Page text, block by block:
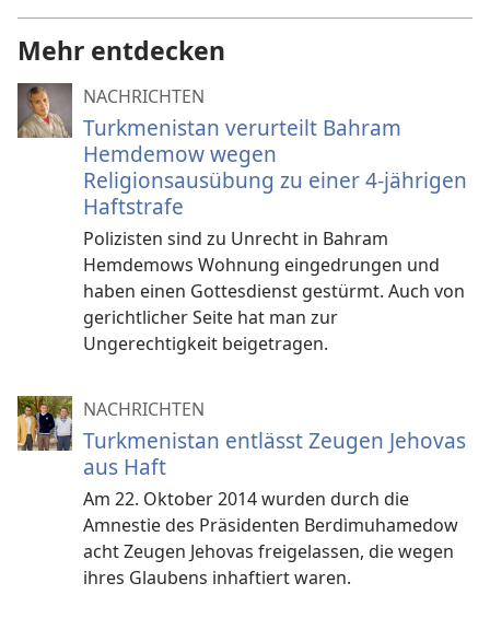
Mehr entdecken
NACHRICHTEN
Turkmenistan verurteilt Bahram
Hemdemow wegen
Religionsausübung zu einer 4-jährigen
Haftstrafe
Polizisten sind zu Unrecht in Bahram
Hemdemows Wohnung eingedrungen und
haben einen Gottesdienst gestürmt. Auch von
gerichtlicher Seite hat man zur
Ungerechtigkeit beigetragen.
NACHRICHTEN
Turkmenistan entlässt Zeugen Jehovas
aus Haft
Am 22. Oktober 2014 wurden durch die
Amnestie des Präsidenten Berdimuhamedow
acht Zeugen Jehovas freigelassen, die wegen
ihres Glaubens inhaftiert waren.